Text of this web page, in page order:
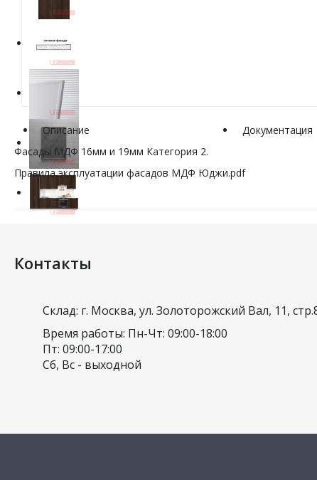
Описание
Документация
Фасады МДФ 16мм и 19мм Категория 2.
Правила эксплуатации фасадов МДФ Юджи.pdf
Контакты
Склад: г. Москва, ул. Золоторожский Вал, 11,
Время работы: Пн-Чт: 09:00-18:00
Пт: 09:00-17:00
Сб, Вс - выходной